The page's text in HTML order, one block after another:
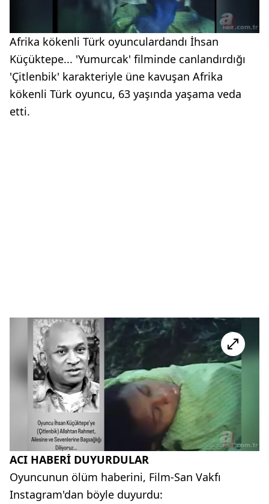
Afrika kökenli Türk oyunculardandı İhsan
Küçüktepe... 'Yumurcak' filminde canlandırdığı
'Çitlenbik' karakteriyle üne kavuşan Afrika
kökenli Türk oyuncu, 63 yaşında yaşama veda
etti.
ACI HABERİ DUYURDULAR
Oyuncunun ölüm haberini, Film-San Vakfı
Instagram'dan böyle duyurdu: